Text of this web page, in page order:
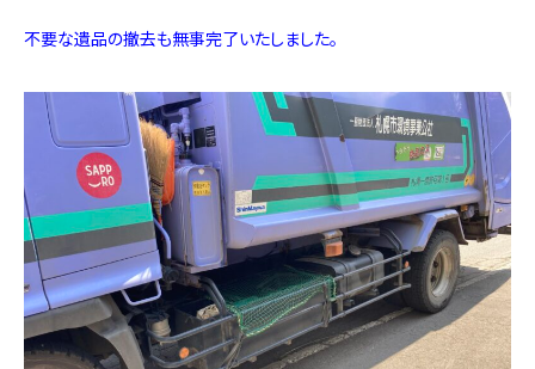
不要な遺品の撤去も無事完了いたしました。